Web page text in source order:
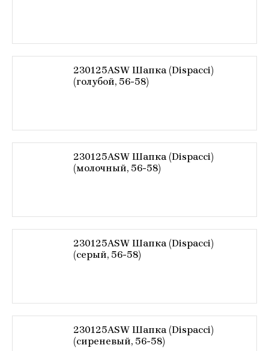
230125ASW Шапка (Dispacci)
(голубой, 56-58)
230125ASW Шапка (Dispacci)
(молочный, 56-58)
230125ASW Шапка (Dispacci)
(серый, 56-58)
230125ASW Шапка (Dispacci)
(сиреневый, 56-58)